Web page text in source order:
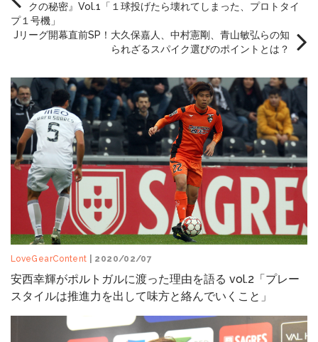
クの秘密』Vol.1「１球投げたら壊れてしまった、プロトタイ
プ１号機」
Jリーグ開幕直前SP！大久保嘉人、中村憲剛、青山敏弘らの知
られざるスパイク選びのポイントとは？
LoveGearContent | 2020/02/07
安西幸輝がポルトガルに渡った理由を語る vol.2「プレー
スタイルは推進力を出して味方と絡んでいくこと」